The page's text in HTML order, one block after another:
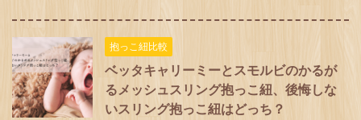
抱っこ紐比較
ベッタキャリーミーとスモルビのかるが
るメッシュスリング抱っこ紐、後悔しな
いスリング抱っこ紐はどっち？